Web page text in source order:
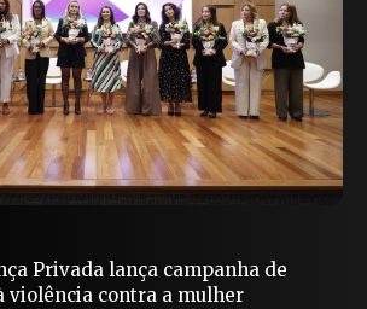
Privada lança campanha de
violência contra a mulher